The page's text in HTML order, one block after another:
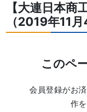
【大連日本
（2019年11月
このペ
会員登録がお
作